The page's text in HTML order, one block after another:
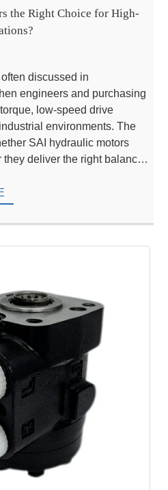
the Right Choice for High-
discussed in
engineers and purchasing
low-speed drive
environments. The
SAI hydraulic motors
they deliver the right balance
B2B buyers, […]